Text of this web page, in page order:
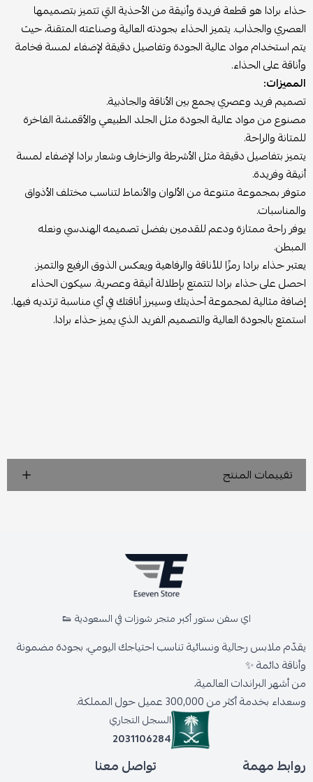
حذاء برادا هو قطعة فريدة وأنيقة من الأحذية التي تتميز بتصميمها
العصري والجذاب. يتميز الحذاء بجودته العالية وصناعته المتقنة، حيث
يتم استخدام مواد عالية الجودة وتفاصيل دقيقة لإضفاء لمسة فخامة
وأناقة على الحذاء.
المميزات:
تصميم فريد وعصري يجمع بين الأناقة والجاذبية.
مصنوع من مواد عالية الجودة مثل الجلد الطبيعي والأقمشة الفاخرة
للمتانة والراحة.
يتميز بتفاصيل دقيقة مثل الأشرطة والزخارف وشعار برادا لإضفاء لمسة
أنيقة وفريدة.
متوفر بمجموعة متنوعة من الألوان والأنماط لتناسب مختلف الأذواق
والمناسبات.
يوفر راحة ممتازة ودعم للقدمين بفضل تصميمه الهندسي ونعله
المبطن.
يعتبر حذاء برادا رمزًا للأناقة والرفاهية ويعكس الذوق الرفيع والتميز.
احصل على حذاء برادا لتتمتع بإطلالة أنيقة وعصرية. سيكون الحذاء
إضافة مثالية لمجموعة أحذيتك وسيبرز أناقتك في أي مناسبة ترتديه فيها.
استمتع بالجودة العالية والتصميم الفريد الذي يميز حذاء برادا.
تقييمات المنتج
اي سفن ستور أكبر متجر شوزات في السعودية 👟
يقدّم ملابس رجالية ونسائية تناسب احتياجك اليومي، بجودة مضمونة
وأناقة دائمة ✨
من أشهر البراندات العالمية،
وسعداء بخدمة أكثر من 300,000 عميل حول المملكة.
السجل التجاري
2031106284
روابط مهمة تواصل معنا